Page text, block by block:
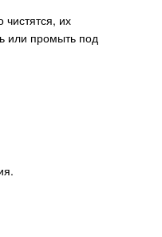
чистятся, их
или промыть под